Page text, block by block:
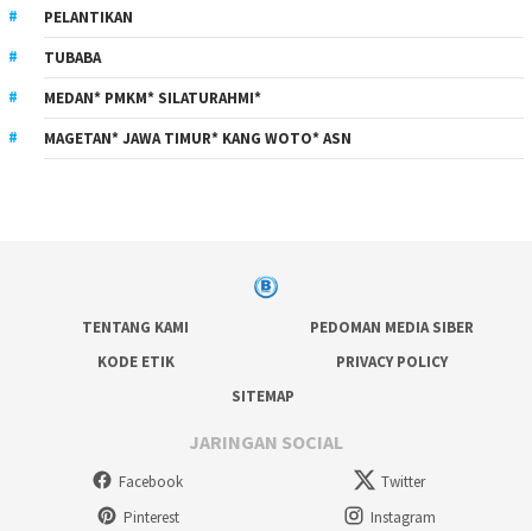
PELANTIKAN
TUBABA
MEDAN* PMKM* SILATURAHMI*
MAGETAN* JAWA TIMUR* KANG WOTO* ASN
TENTANG KAMI
PEDOMAN MEDIA SIBER
KODE ETIK
PRIVACY POLICY
SITEMAP
JARINGAN SOCIAL
Facebook
Twitter
Pinterest
Instagram